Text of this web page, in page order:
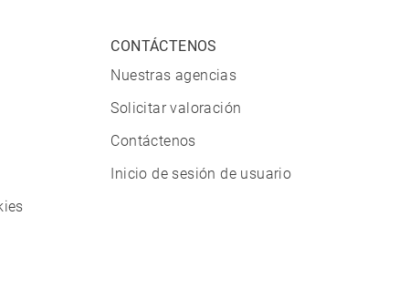
CONTÁCTENOS
Nuestras agencias
Solicitar valoración
Contáctenos
Inicio de sesión de usuario